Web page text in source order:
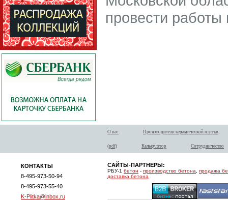
провести работы
О нас Производители керамической плитки
(pdf) Калькулятор Сотрудничество
КОНТАКТЫ
8-495-973-50-94
8-495-973-55-40
K-Plitka@inbox.ru
САЙТЫ-ПАРТНЕРЫ:
РБУ-1 бетон - производство бетона
продажа
доставка бетона